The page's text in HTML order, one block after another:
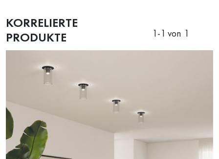
KORRELIERTE
PRODUKTE
1-1 von 1